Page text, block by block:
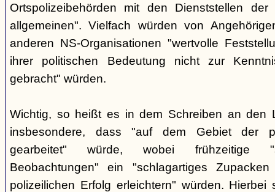
Ortspolizeibehörden mit den Dienststellen
allgemeinen". Vielfach würden von
anderen NS-Organisationen "wertvolle
ihrer politischen Bedeutung nicht zur
gebracht" würden.
Wichtig, so heißt es in dem Schreiben an den
insbesondere, dass "auf dem Gebiet der
gearbeitet" würde, wobei frühzeitige
Beobachtungen" ein "schlagartiges
polizeilichen Erfolg erleichtern" würden. Hierbei